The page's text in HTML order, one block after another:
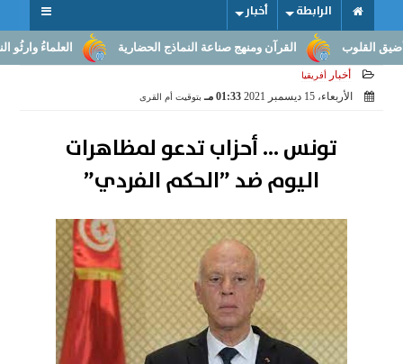
الرابطة أخبار
العلماءُ وارثُو النبوّة: القرآن ومنهج صناعة النماذج الحضارية
أخبار أفريقيا
الأربعاء، 15 ديسمبر 2021 01:33 مـ بتوقيت أم القرى
تونس ... أحزاب تدعو لمظاهرات
اليوم ضد ”الحكم الفردي”